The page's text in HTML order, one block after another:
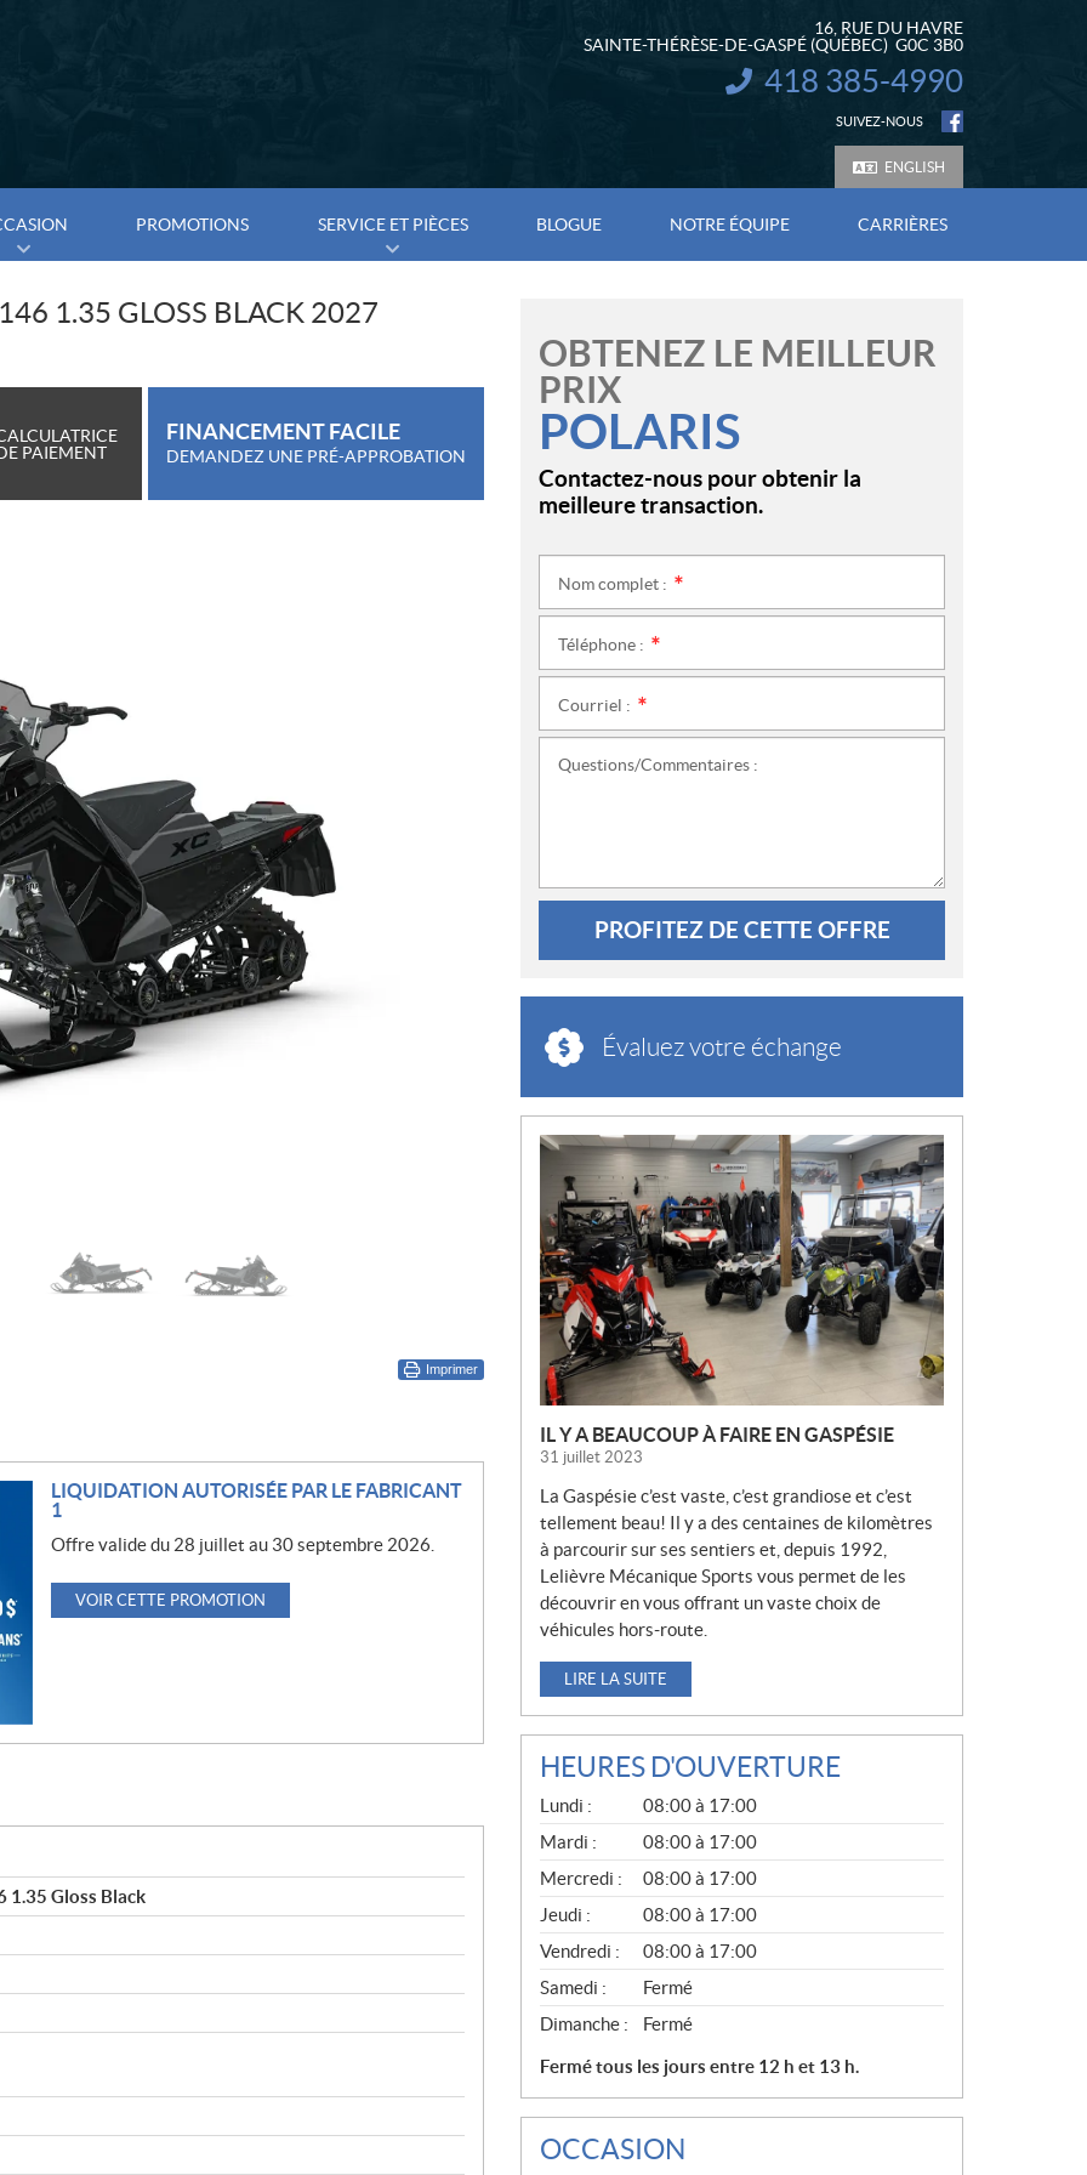
16, RUE DU HAVRE
SAINTE-THÉRÈSE-DE-GASPÉ (QUÉBEC) G0C 3B0
INFORMATION :
418 385-4990
SUIVEZ-NOUS
ENGLISH
PROMOTIONS SERVICE ET PIÈCES BLOGUE NOTRE ÉQUIPE CARRIÈRES
1.35 GLOSS BLACK 2027
PAIEMENT
FINANCEMENT FACILE
DEMANDEZ UNE PRÉ-APPROBATION
Imprimer
LIQUIDATION AUTORISÉE PAR LE FABRICANT
1
Offre valide du 28 juillet au 30 septembre 2026.
VOIR CETTE PROMOTION
1.35 Gloss Black
OBTENEZ LE MEILLEUR
PRIX
POLARIS
Contactez-nous pour obtenir la
meilleure transaction.
Nom complet :
Téléphone :
Courriel :
Questions/Commentaires :
PROFITEZ DE CETTE OFFRE
Évaluez votre échange
N
U
V
E
L
L
E
S
IL Y A BEAUCOUP À FAIRE EN GASPÉSIE
31 juillet 2023
La Gaspésie c’est vaste, c’est grandiose et c’est
tellement beau! Il y a des centaines de kilomètres
à parcourir sur ses sentiers et, depuis 1992,
Lelièvre Mécanique Sports vous permet de les
découvrir en vous offrant un vaste choix de
véhicules hors-route.
LIRE LA SUITE
HEURES D'OUVERTURE
G
É
N
É
R
A
L
Lundi :
08:00 à 17:00
Mardi :
08:00 à 17:00
Mercredi :
08:00 à 17:00
Jeudi :
08:00 à 17:00
Vendredi :
08:00 à 17:00
Samedi :
Fermé
Dimanche :
Fermé
Fermé tous les jours entre 12 h et 13 h.
OCCASION